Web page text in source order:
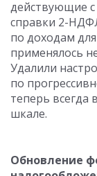
действующие с
справки 2-
по доходам
применялось
Удалили
по
теперь всегда
шкале.
Обновление